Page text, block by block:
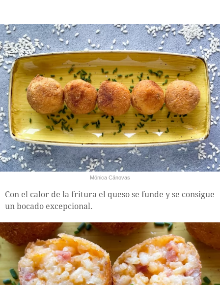
Mónica Cánovas
Con el calor de la fritura el queso se funde y se consigue
un bocado excepcional.